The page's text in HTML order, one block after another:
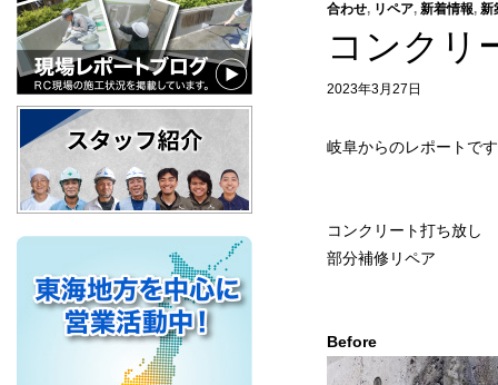
合わせ, リペア, 新着情報, 新
コンクリ
2023年3月27日
岐阜からのレポートで
コンクリート打ち放し
部分補修リペア